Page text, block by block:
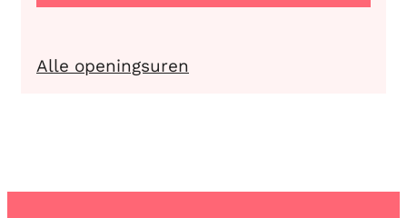
Alle openingsuren